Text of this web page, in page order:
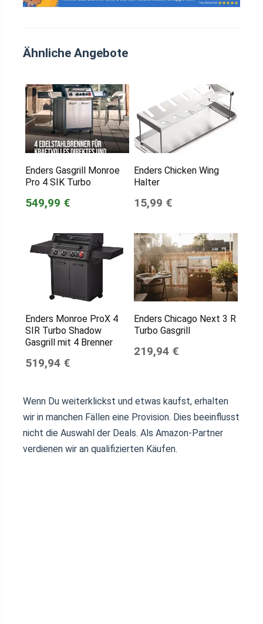
Ähnliche Angebote
Enders Gasgrill Monroe
Pro 4 SIK Turbo
549,99 €
Enders Chicken Wing
Halter
15,99 €
Enders Monroe ProX 4
SIR Turbo Shadow
Gasgrill mit 4 Brenner
519,94 €
Enders Chicago Next 3 R
Turbo Gasgrill
219,94 €
Wenn Du weiterklickst und etwas kaufst, erhalten
wir in manchen Fällen eine Provision. Dies beeinflusst
nicht die Auswahl der Deals. Als Amazon-Partner
verdienen wir an qualifizierten Käufen.